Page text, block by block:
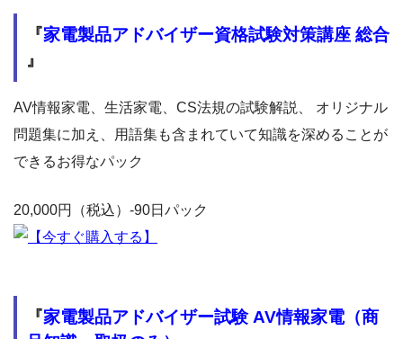
『家電製品アドバイザー資格試験対策講座 総合
』
AV情報家電、生活家電、CS法規の試験解説、 オリジナル
問題集に加え、用語集も含まれていて知識を深めることが
できるお得なパック
20,000円（税込）-90日パック
『家電製品アドバイザー試験 AV情報家電（商